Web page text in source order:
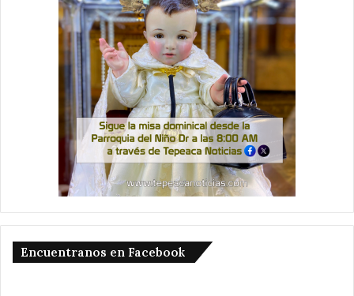
Encuentranos en Facebook